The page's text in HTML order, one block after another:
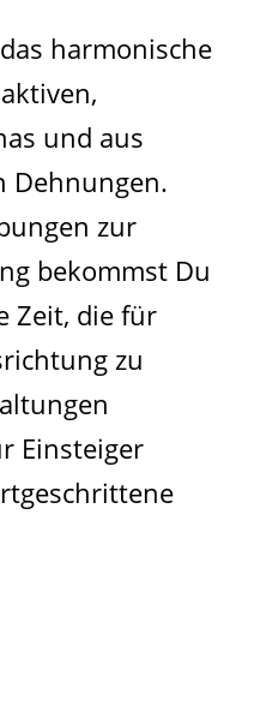
harmonische
und aus
Dehnungen.
zur
bekommst Du
Zeit, die für
zu
Einsteiger